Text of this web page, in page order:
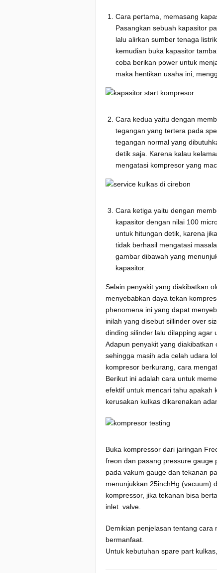
Cara pertama, memasang
Pasangkan sebuah kapasitor
lalu alirkan sumber tenaga
kemudian buka kapasitor
coba berikan power untuk
maka hentikan usaha ini,
Cara kedua yaitu dengan
tegangan yang tertera pada
tegangan normal yang
detik saja. Karena kalau
mengatasi kompresor yang
Cara ketiga yaitu dengan
kapasitor dengan nilai 100
untuk hitungan detik, karena
tidak berhasil mengatasi
gambar dibawah yang
kapasitor.
Selain penyakit yang diakibatkan
menyebabkan daya tekan
phenomena ini yang dapat
inilah yang disebut sillinder over
dinding silinder lalu dilapping agar
Adapun penyakit yang
sehingga masih ada celah udara
kompresor berkurang, cara
Berikut ini adalah cara untuk
efektif untuk mencari tahu apakah
kerusakan kulkas dikarenakan
Buka kompressor dari jaringan
freon dan pasang pressure gauge
pada vakum gauge dan tekanan
menunjukkan 25inchHg (vacuum)
kompressor, jika tekanan bisa
inlet valve.
Demikian penjelasan tentang
bermanfaat.
Untuk kebutuhan spare part